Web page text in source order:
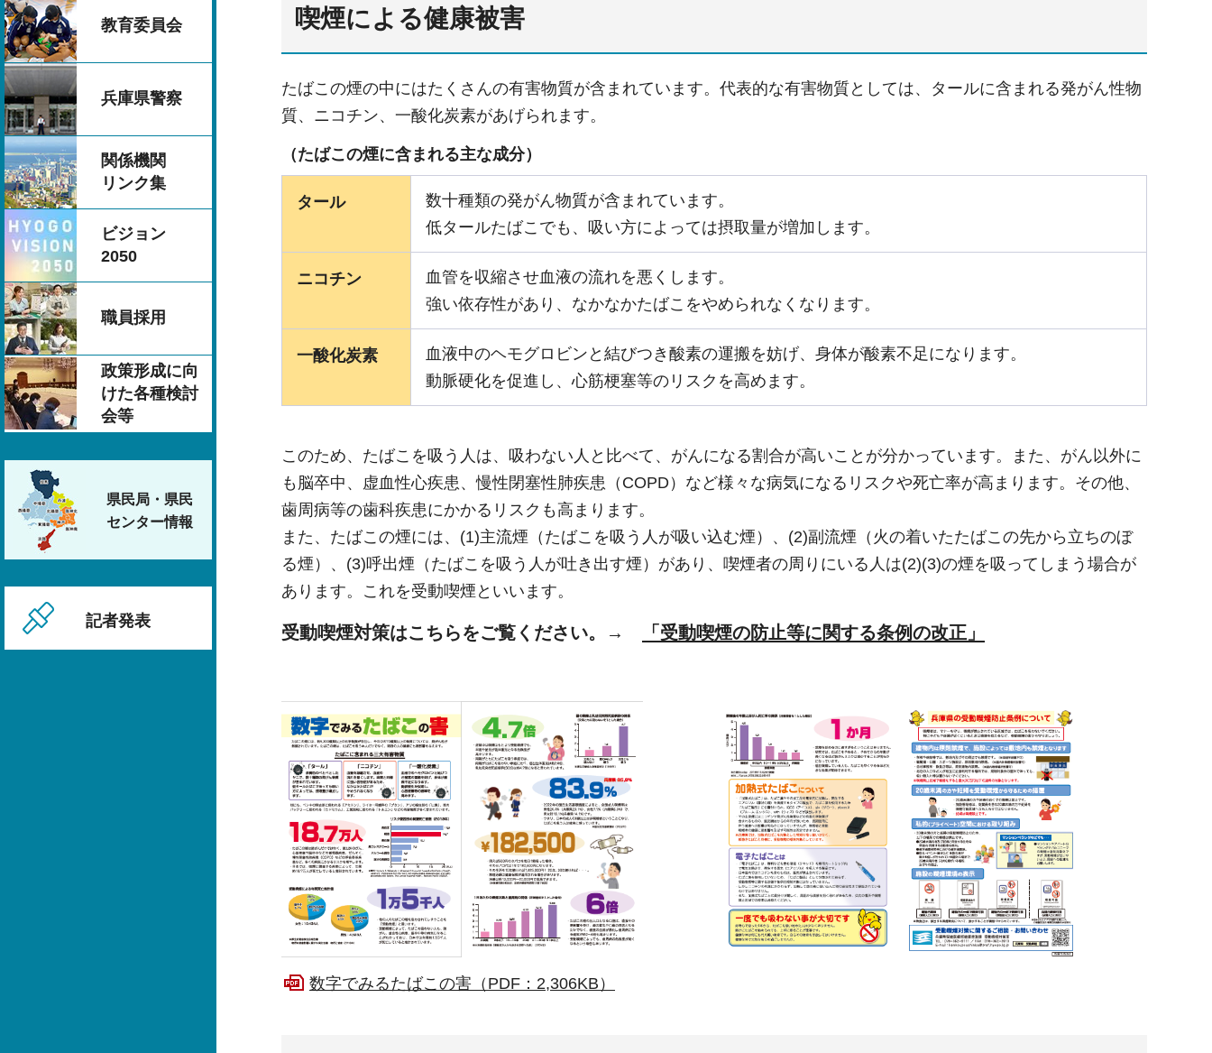
教育委員会
兵庫県警察
関係機関
リンク集
ビジョン
2050
職員採用
政策形成に向
けた各種検討
会等
県民局・県民
センター情報
記者発表
喫煙による健康被害
たばこの煙の中にはたくさんの有害物質が含まれています。代表的な有害物質としては、タールに含まれる発がん性物
質、ニコチン、一酸化炭素があげられます。
（たばこの煙に含まれる主な成分）
タール
数十種類の発がん物質が含まれています。
低タールたばこでも、吸い方によっては摂取量が増加します。
ニコチン
血管を収縮させ血液の流れを悪くします。
強い依存性があり、なかなかたばこをやめられなくなります。
一酸化炭素
血液中のヘモグロビンと結びつき酸素の運搬を妨げ、身体が酸素不足になります。
動脈硬化を促進し、心筋梗塞等のリスクを高めます。
このため、たばこを吸う人は、吸わない人と比べて、がんになる割合が高いことが分かっています。また、がん以外に
も脳卒中、虚血性心疾患、慢性閉塞性肺疾患（COPD）など様々な病気になるリスクや死亡率が高まります。その他、
歯周病等の歯科疾患にかかるリスクも高まります。
また、たばこの煙には、(1)主流煙（たばこを吸う人が吸い込む煙）、(2)副流煙（火の着いたたばこの先から立ちのぼ
る煙）、(3)呼出煙（たばこを吸う人が吐き出す煙）があり、喫煙者の周りにいる人は(2)(3)の煙を吸ってしまう場合が
あります。これを受動喫煙といいます。
受動喫煙対策はこちらをご覧ください。→ 「受動喫煙の防止等に関する条例の改正」
数字でみるたばこの害（PDF：2,306KB）